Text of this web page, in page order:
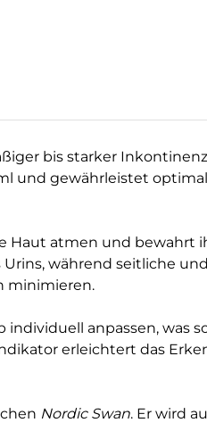
bis starker
und gewährleistet
Haut atmen und bewahrt
während seitliche
minimieren.
anpassen, was
erleichtert das
Nordic Swan. Er wird